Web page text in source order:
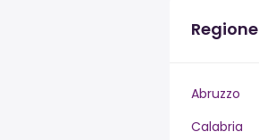
Regione
Abruzzo
Calabria